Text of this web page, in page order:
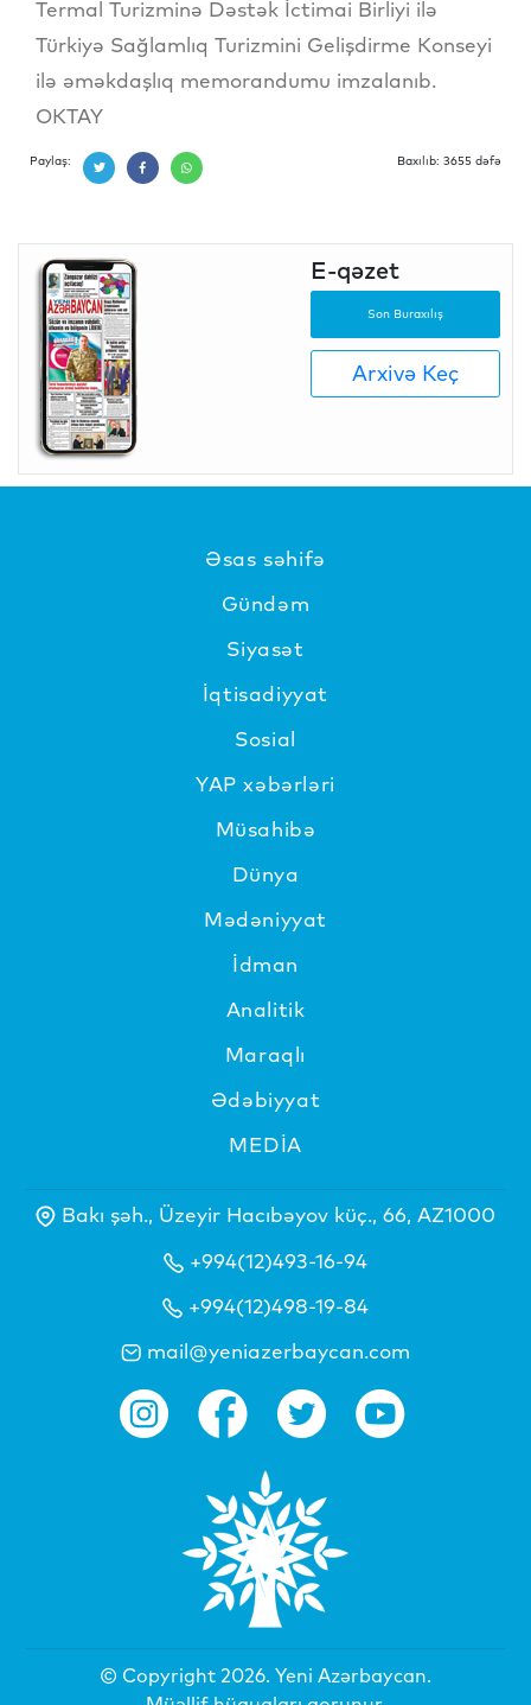
Termal Turizminə Dəstək İctimai Birliyi ilə
Türkiyə Sağlamlıq Turizmini Gelişdirme Konseyi
ilə əməkdaşlıq memorandumu imzalanıb.
OKTAY
Paylaş: Baxılıb: 3655 dəfə
E-qəzet
Son Buraxılış
Arxivə Keç
Əsas səhifə
Gündəm
Siyasət
İqtisadiyyat
Sosial
YAP xəbərləri
Müsahibə
Dünya
Mədəniyyat
İdman
Analitik
Maraqlı
Ədəbiyyat
MEDİA
Bakı şəh., Üzeyir Hacıbəyov küç., 66, AZ1000
+994(12)493-16-94
+994(12)498-19-84
mail@yeniazerbaycan.com
© Copyright 2026. Yeni Azərbaycan.